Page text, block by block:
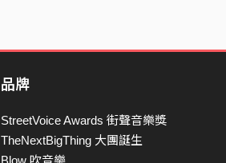
品牌
StreetVoice Awards 街聲音樂獎
TheNextBigThing 大團誕生
Blow 吹音樂